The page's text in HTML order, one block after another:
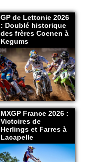
GP de Lettonie 2026
: Doublé historique
des frères Coenen à
Kegums
MXGP France 2026 :
Victoires de
Herlings et Farres à
Lacapelle